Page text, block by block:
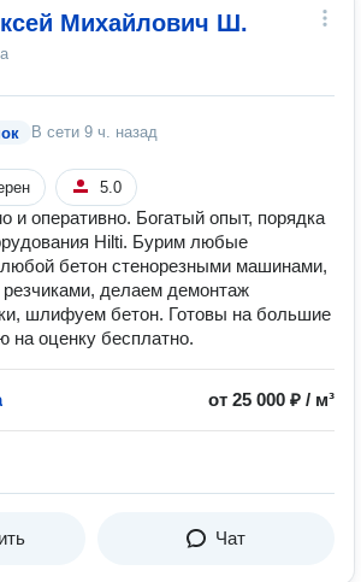
Михайлович Ш.
В сети 9 ч. назад
5.0
и оперативно. Богатый опыт, порядка
Hilti. Бурим любые
бетон стенорезными машинами,
делаем демонтаж
шлифуем бетон. Готовы на большие
оценку бесплатно.
от 25 000 ₽ / м³
Чат